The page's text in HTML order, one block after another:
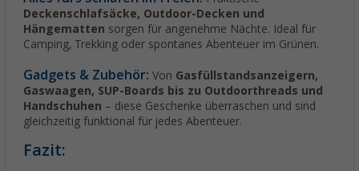
Deckenschlafsäcke, Outdoor-Decken und
Hängematten sorgen für angenehme Nächte. Ideal für
Camping, Trekking oder spontanes Abenteuer im Grünen.
Gadgets & Zubehör: Von Gasfüllstandsanzeigern,
Gaswaagen, SUP-Boards bis zu Outdoorthreads und
Handschuhen – diese Geschenke überraschen und sind
gleichzeitig funktional für jedes Abenteuer.
Fazit: